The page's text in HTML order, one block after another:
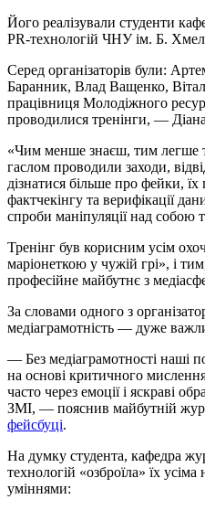
Його реалізували студенти
PR-технологій ЧНУ ім. Б.
Серед організаторів були:
Баранник, Влад Ващенко,
працівниця Молодіжного
проводилися тренінги, —
«Чим менше знаєш, тим легше
гаслом проводили заходи,
дізнатися більше про фейки,
фактчекінгу та верифікації
спроби маніпуляції над собою
Тренінг був корисним усім
маріонеткою у чужій грі», і
професійне майбутнє з
За словами одного з
медіаграмотність — дуже
— Без медіаграмотності наші
на основі критичного
часто через емоції і яскраві
ЗМІ, — пояснив майбутній
фейсбуці.
На думку студента, кафедра
технологій «озброїла» їх
уміннями: